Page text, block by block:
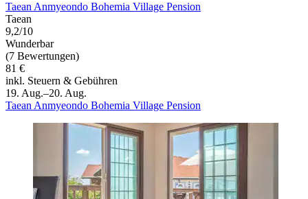
Taean Anmyeondo Bohemia Village Pension
Taean
9,2/10
Wunderbar
(7 Bewertungen)
81 €
inkl. Steuern & Gebühren
19. Aug.–20. Aug.
Taean Anmyeondo Bohemia Village Pension